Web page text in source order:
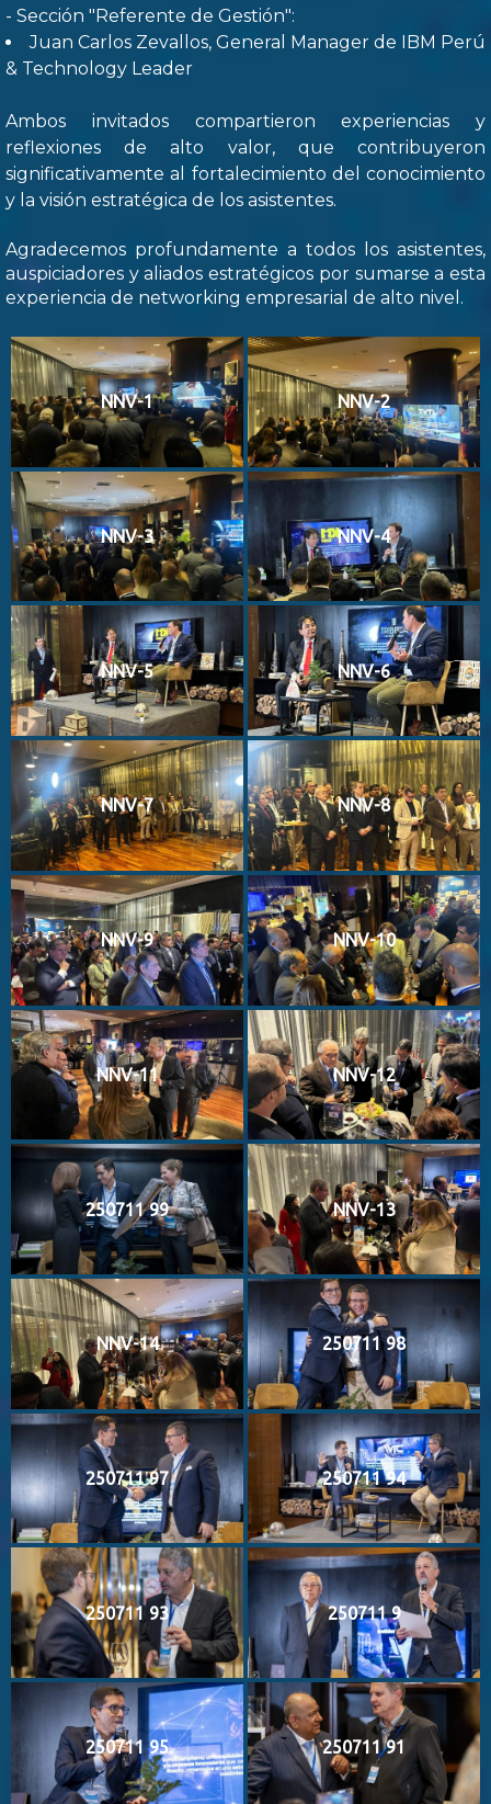
- Sección "Referente de Gestión":
Juan Carlos Zevallos, General Manager de IBM Perú
& Technology Leader
Ambos invitados compartieron experiencias y
reflexiones de alto valor, que contribuyeron
significativamente al fortalecimiento del conocimiento
y la visión estratégica de los asistentes.
Agradecemos profundamente a todos los asistentes,
auspiciadores y aliados estratégicos por sumarse a esta
experiencia de networking empresarial de alto nivel.
NNV-1 NNV-2
NNV-3 NNV-4
NNV-5 NNV-6
NNV-7 NNV-8
NNV-9 NNV-10
NNV-11 NNV-12
250711 99 NNV-13
NNV-14 250711 98
250711 97 250711 94
250711 93 250711 9
250711 95 250711 91